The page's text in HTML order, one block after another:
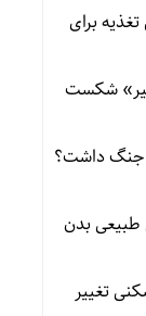
برای
شکست
جنگ داشت؟
طبیعی بدن
تغییر